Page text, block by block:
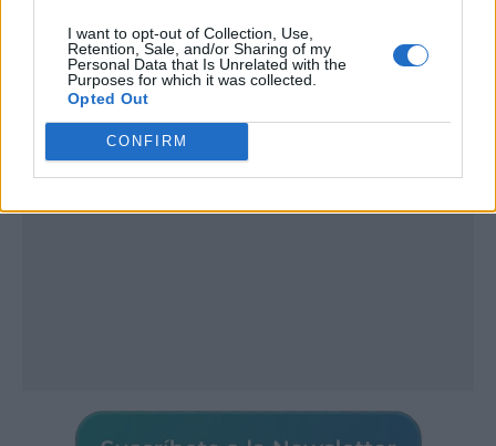
I want to opt-out of Collection, Use,
Retention, Sale, and/or Sharing of my
Personal Data that Is Unrelated with the
Purposes for which it was collected.
Opted Out
CONFIRM
Publicidad